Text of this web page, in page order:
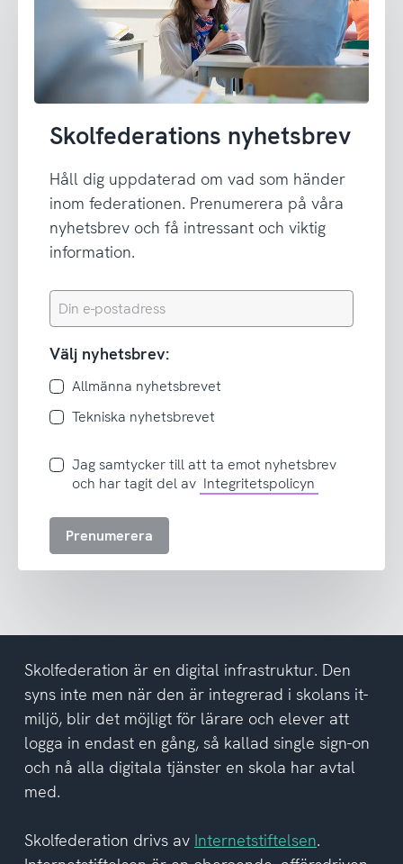
Skolfederations nyhetsbrev
Håll dig uppdaterad om vad som händer
inom federationen. Prenumerera på våra
nyhetsbrev och få intressant och viktig
information.
Din
e-
Välj nyhetsbrev:
Allmänna nyhetsbrevet
Tekniska nyhetsbrevet
Jag
samtycker
att
del
av
integritetspolicyn
Jag samtycker till att ta emot nyhetsbrev
och har tagit del av Integritetspolicyn
Prenumerera
Skolfederation är en digital infrastruktur. Den
syns inte men när den är integrerad i skolans it-
miljö, blir det möjligt för lärare och elever att
logga in endast en gång, så kallad single sign-on
och nå alla digitala tjänster en skola har avtal
med.
Skolfederation drivs av Internetstiftelsen.